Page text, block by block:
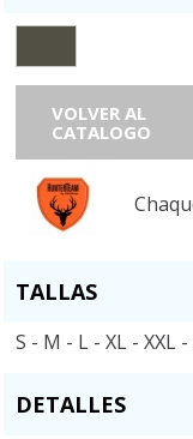
VOLVER AL
CATALOGO
TALLAS
S - M - L - XL - XXL -
DETALLES